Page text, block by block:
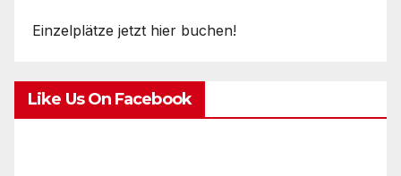
Einzelplätze jetzt hier buchen!
Like Us On Facebook